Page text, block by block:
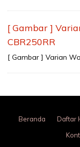
[ Gambar ]
CBR250RR
[ Gambar ] Varian
Beranda Daftar